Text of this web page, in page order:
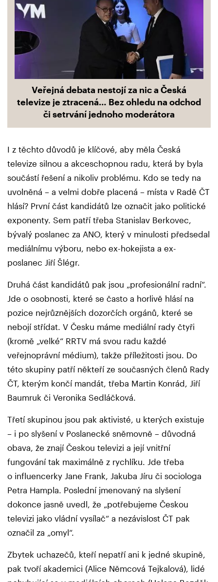
Veřejná debata nestojí za nic a Česká
televize je ztracená… Bez ohledu na odchod
či setrvání jednoho moderátora
I z těchto důvodů je klíčové, aby měla Česká
televize silnou a akceschopnou radu, která by byla
součástí řešení a nikoliv problému. Kdo se tedy na
uvolněná – a velmi dobře placená – místa v Radě ČT
hlásí? První část kandidátů lze označit jako politické
exponenty. Sem patří třeba Stanislav Berkovec,
bývalý poslanec za ANO, který v minulosti předsedal
mediálnímu výboru, nebo ex-hokejista a ex-
poslanec Jiří Šlégr.
Druhá část kandidátů pak jsou „profesionální radní“.
Jde o osobnosti, které se často a horlivě hlásí na
pozice nejrůznějších dozorčích orgánů, které se
nebojí střídat. V Česku máme mediální rady čtyři
(kromě „velké“ RRTV má svou radu každé
veřejnoprávní médium), takže příležitosti jsou. Do
této skupiny patří někteří ze současných členů Rady
ČT, kterým končí mandát, třeba Martin Konrád, Jiří
Baumruk či Veronika Sedláčková.
Třetí skupinou jsou pak aktivisté, u kterých existuje
– i po slyšení v Poslanecké sněmovně – důvodná
obava, že znají Českou televizi a její vnitřní
fungování tak maximálně z rychlíku. Jde třeba
o influencerky Jane Frank, Jakuba Jíru či sociologa
Petra Hampla. Poslední jmenovaný na slyšení
dokonce jasně uvedl, že „potřebujeme Českou
televizi jako vládní vysílač“ a nezávislost ČT pak
označil za „omyl“.
Zbytek uchazečů, kteří nepatří ani k jedné skupině,
pak tvoří akademici (Alice Němcová Tejkalová), lidé